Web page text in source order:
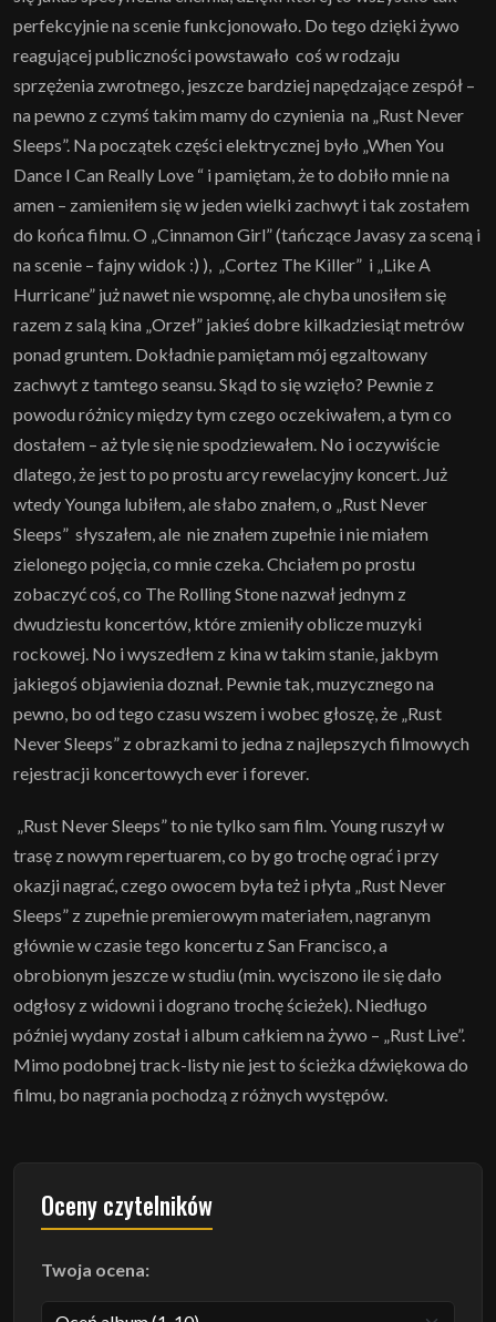
perfekcyjnie na scenie funkcjonowało. Do tego dzięki żywo
reagującej publiczności powstawało coś w rodzaju
sprzężenia zwrotnego, jeszcze bardziej napędzające zespół –
na pewno z czymś takim mamy do czynienia na „Rust Never
Sleeps”. Na początek części elektrycznej było „When You
Dance I Can Really Love “ i pamiętam, że to dobiło mnie na
amen – zamieniłem się w jeden wielki zachwyt i tak zostałem
do końca filmu. O „Cinnamon Girl” (tańczące Javasy za sceną i
na scenie – fajny widok :) ), „Cortez The Killer” i „Like A
Hurricane” już nawet nie wspomnę, ale chyba unosiłem się
razem z salą kina „Orzeł” jakieś dobre kilkadziesiąt metrów
ponad gruntem. Dokładnie pamiętam mój egzaltowany
zachwyt z tamtego seansu. Skąd to się wzięło? Pewnie z
powodu różnicy między tym czego oczekiwałem, a tym co
dostałem – aż tyle się nie spodziewałem. No i oczywiście
dlatego, że jest to po prostu arcy rewelacyjny koncert. Już
wtedy Younga lubiłem, ale słabo znałem, o „Rust Never
Sleeps” słyszałem, ale nie znałem zupełnie i nie miałem
zielonego pojęcia, co mnie czeka. Chciałem po prostu
zobaczyć coś, co The Rolling Stone nazwał jednym z
dwudziestu koncertów, które zmieniły oblicze muzyki
rockowej. No i wyszedłem z kina w takim stanie, jakbym
jakiegoś objawienia doznał. Pewnie tak, muzycznego na
pewno, bo od tego czasu wszem i wobec głoszę, że „Rust
Never Sleeps” z obrazkami to jedna z najlepszych filmowych
rejestracji koncertowych ever i forever.
„Rust Never Sleeps” to nie tylko sam film. Young ruszył w
trasę z nowym repertuarem, co by go trochę ograć i przy
okazji nagrać, czego owocem była też i płyta „Rust Never
Sleeps” z zupełnie premierowym materiałem, nagranym
głównie w czasie tego koncertu z San Francisco, a
obrobionym jeszcze w studiu (min. wyciszono ile się dało
odgłosy z widowni i dograno trochę ścieżek). Niedługo
później wydany został i album całkiem na żywo – „Rust Live”.
Mimo podobnej track-listy nie jest to ścieżka dźwiękowa do
filmu, bo nagrania pochodzą z różnych występów.
Oceny czytelników
Twoja ocena: